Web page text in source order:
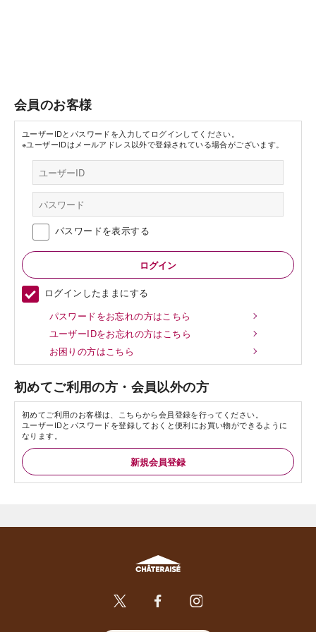
会員のお客様
ユーザーIDとパスワードを入力してログインしてください。
※ユーザーIDはメールアドレス以外で登録されている場合がございます。
パスワードを表示する
ログインしたままにする
パスワードをお忘れの方はこちら
ユーザーIDをお忘れの方はこちら
お困りの方はこちら
初めてご利用の方・会員以外の方
初めてご利用のお客様は、こちらから会員登録を行ってください。
ユーザーIDとパスワードを登録しておくと便利にお買い物ができるように
なります。